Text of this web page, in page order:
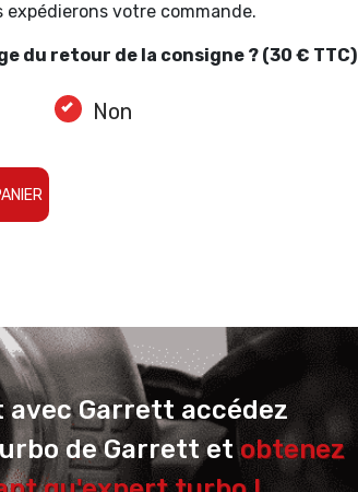
votre commande.
du retour de la consigne ? (30 € TTC)
Non
Garrett accédez
de Garrett etobtenez